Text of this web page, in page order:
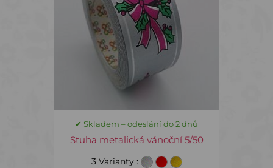
✔ Skladem – odeslání do 2 dnů
Stuha metalická vánoční 5/50
3 Varianty :